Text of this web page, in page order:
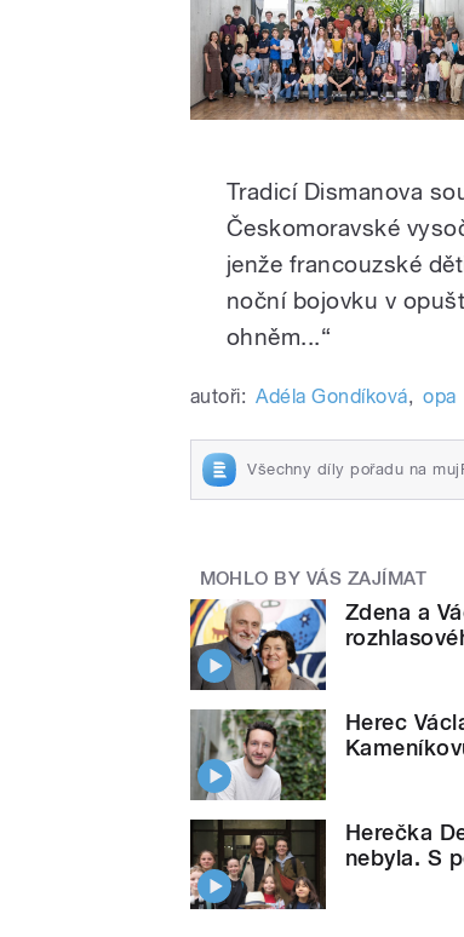
Tradicí Dismanova
Českomoravské
jenže francouzské
noční bojovku v
ohněm...“
autoři: Adéla Gondíková, opa
Všechny díly pořadu na
MOHLO BY VÁS ZAJÍMAT
Zdena a
Herec
Herečka
nebyla. S